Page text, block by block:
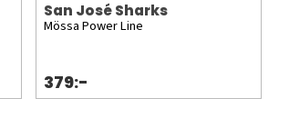
San José Sharks
Mössa Power Line
379:-